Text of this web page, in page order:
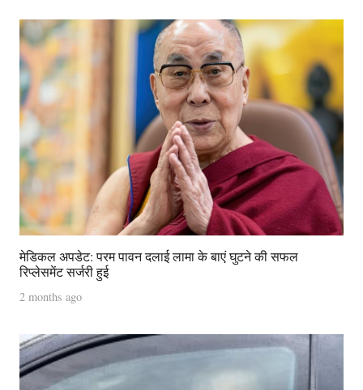
मेडिकल अपडेट: परम पावन दलाई लामा के बाएं घुटने की सफल
रिप्लेसमेंट सर्जरी हुई
2 months ago